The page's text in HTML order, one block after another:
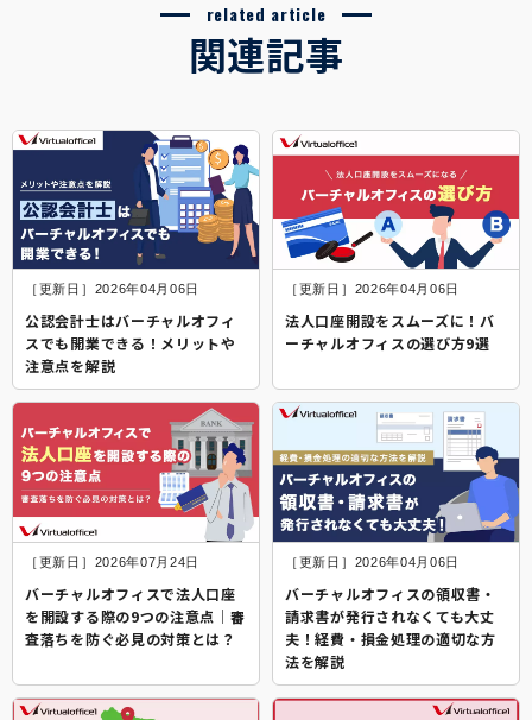
related article
関連記事
［更新日］2026年04月06日
公認会計士はバーチャルオフィ
スでも開業できる！メリットや
注意点を解説
［更新日］2026年04月06日
法人口座開設をスムーズに！バ
ーチャルオフィスの選び方9選
［更新日］2026年07月24日
バーチャルオフィスで法人口座
を開設する際の9つの注意点│審
査落ちを防ぐ必見の対策とは？
［更新日］2026年04月06日
バーチャルオフィスの領収書・
請求書が発行されなくても大丈
夫！経費・損金処理の適切な方
法を解説